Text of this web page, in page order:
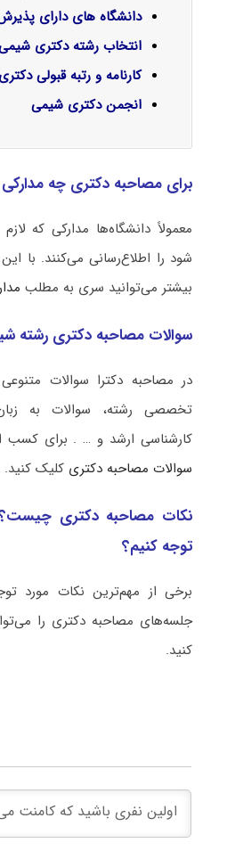
دانشگاه های دارای
انتخاب رشته دکتری شیمی
کارنامه و رتبه قبولی
انجمن دکتری شیمی
برای مصاحبه دکتری چه
معمولاً دانشگاه‌ها مدارکی که
شود را اطلاع‌رسانی می‌کنند. با
بیشتر می‌توانید سری به مطلب
سوالات مصاحبه دکتری رشته
در مصاحبه دکترا سوالات
تخصصی رشته، سوالات به
کارشناسی ارشد و … . برای کسب
سوالات مصاحبه دکتری کلیک کنید.
نکات مصاحبه دکتری چیست؟
توجه کنیم؟
برخی از مهم‌ترین نکات مورد
جلسه‌های مصاحبه دکتری را
کنید.